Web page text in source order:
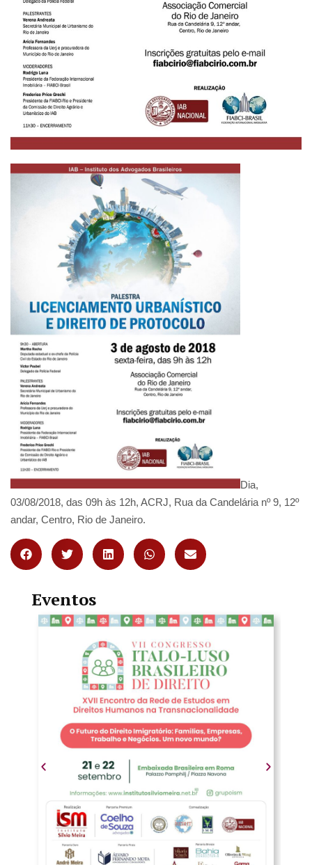
Dia,
03/08/2018, das 09h às 12h, ACRJ, Rua da Candelária nº 9, 12º
andar, Centro, Rio de Janeiro.
Eventos